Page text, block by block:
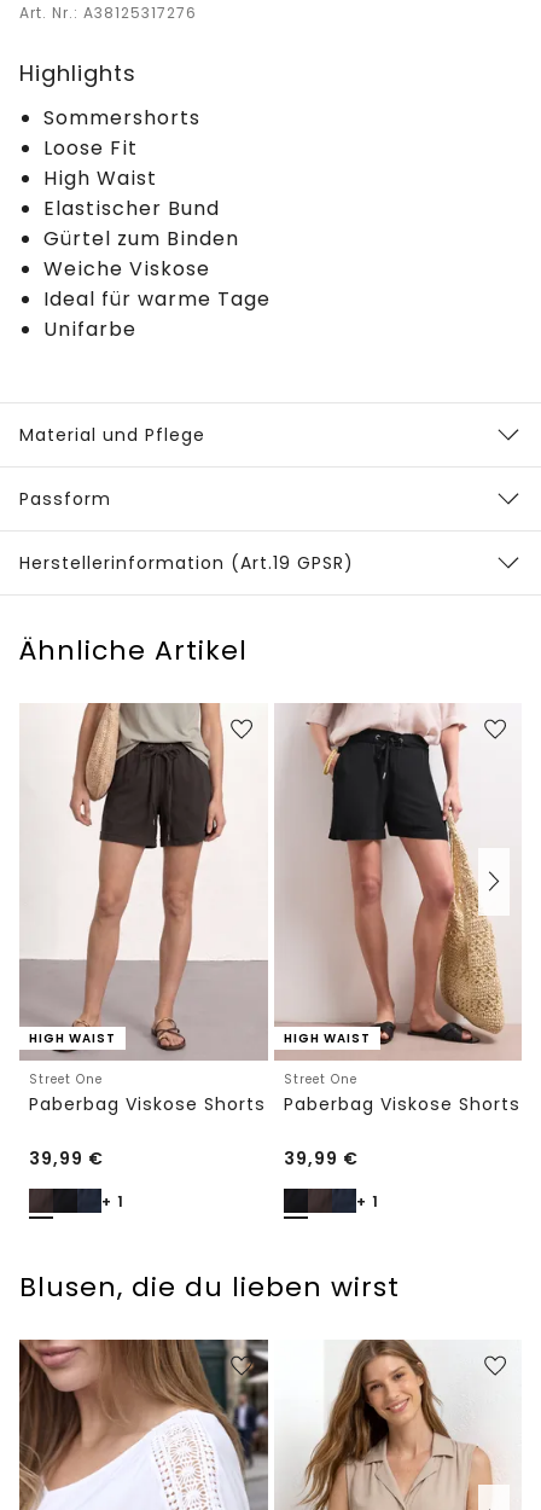
Art. Nr.: A38125317276
Highlights
Sommershorts
Loose Fit
High Waist
Elastischer Bund
Gürtel zum Binden
Weiche Viskose
Ideal für warme Tage
Unifarbe
Material und Pflege
Passform
Herstellerinformation (Art.19 GPSR)
Ähnliche Artikel
HIGH WAIST
Street One
Paberbag Viskose Shorts
39,99 €
+ 1
HIGH WAIST
Street One
Paberbag Viskose Shorts
39,99 €
+ 1
Blusen, die du lieben wirst